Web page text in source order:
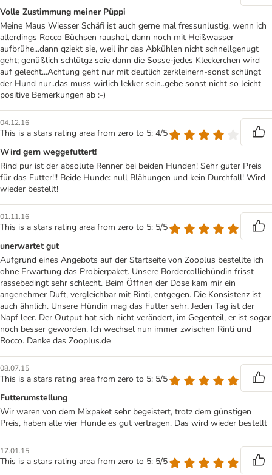
Volle Zustimmung meiner Püppi
Meine Maus Wiesser Schäfi ist auch gerne mal fressunlustig, wenn ich
allerdings Rocco Büchsen raushol, dann noch mit Heißwasser
aufbrühe...dann qziekt sie, weil ihr das Abkühlen nicht schnellgenugt
geht; genüßlich schlütgz soie dann die Sosse-jedes Kleckerchen wird
auf gelecht...Achtung geht nur mit deutlich zerkleinern-sonst schlingt
der Hund nur..das muss wirlich lekker sein..gebe sonst nicht so leicht
positive Bemerkungen ab :-)
04.12.16
This is a stars rating area from zero to 5: 4/5
Wird gern weggefuttert!
Rind pur ist der absolute Renner bei beiden Hunden! Sehr guter Preis
für das Futter!!! Beide Hunde: null Blähungen und kein Durchfall! Wird
wieder bestellt!
01.11.16
This is a stars rating area from zero to 5: 5/5
unerwartet gut
Aufgrund eines Angebots auf der Startseite von Zooplus bestellte ich
ohne Erwartung das Probierpaket. Unsere Bordercolliehündin frisst
rassebedingt sehr schlecht. Beim Öffnen der Dose kam mir ein
angenehmer Duft, vergleichbar mit Rinti, entgegen. Die Konsistenz ist
auch ähnlich. Unsere Hündin mag das Futter sehr. Jeden Tag ist der
Napf leer. Der Output hat sich nicht verändert, im Gegenteil, er ist sogar
noch besser geworden. Ich wechsel nun immer zwischen Rinti und
Rocco. Danke das Zooplus.de
08.07.15
This is a stars rating area from zero to 5: 5/5
Futterumstellung
Wir waren von dem Mixpaket sehr begeistert, trotz dem günstigen
Preis, haben alle vier Hunde es gut vertragen. Das wird wieder bestellt
17.01.15
This is a stars rating area from zero to 5: 5/5